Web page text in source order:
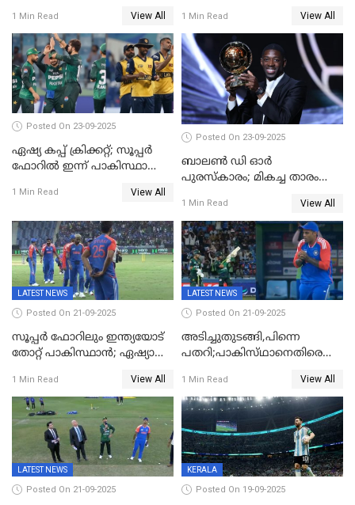
1 Min Read View All
ഇന്ത്യയ്ക്ക് ബാറ്റിംഗ്
1 Min Read View All
Posted On 23-09-2025
ഏഷ്യ കപ്പ് ക്രിക്കറ്റ്; സൂപ്പര്‍
ഫോറിൽ ഇന്ന് പാകിസ്ഥാനും
1 Min Read View All
Posted On 23-09-2025
ബാലണ്‍ ഡി ഓര്‍
പുരസ്‌കാരം; മികച്ച താരം
1 Min Read View All
LATEST NEWS
Posted On 21-09-2025
സൂപ്പർ ഫോറിലും ഇന്ത്യയോട്
തോറ്റ് പാകിസ്ഥാൻ; ഏഷ്യാ
ഇന്ത്യ, അഭിഷേക് ശർമ്മയ്ക്ക്
അർദ്ധ സെഞ്ച്വറി
1 Min Read View All
LATEST NEWS
Posted On 21-09-2025
അടിച്ചുതുടങ്ങി,പിന്നെ
പതറി;പാകിസ്‌ഥാനെതിരെ
വിജയലക്ഷ്യം
1 Min Read View All
LATEST NEWS
Posted On 21-09-2025
KERALA
Posted On 19-09-2025